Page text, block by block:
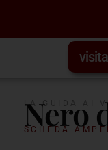
LA GUIDA AI
Nero
SCHEDA